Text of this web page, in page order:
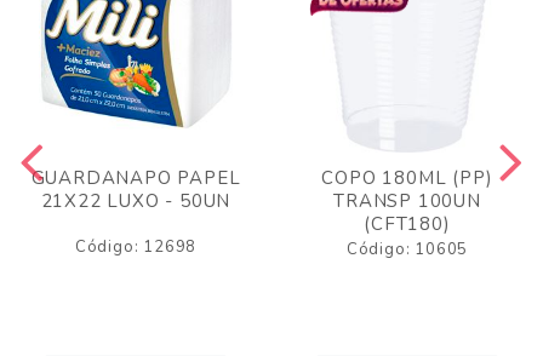
GUARDANAPO PAPEL
21X22 LUXO - 50UN
Código: 12698
COPO 180ML (PP)
TRANSP 100UN
(CFT180)
Código: 10605